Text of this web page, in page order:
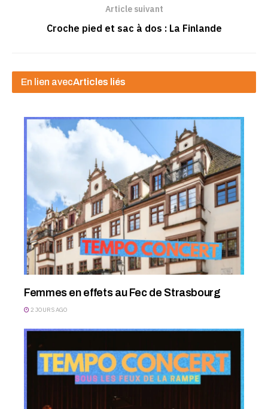
Article suivant
Croche pied et sac à dos : La Finlande
En lien avecArticles liés
Femmes en effets au Fec de Strasbourg
2 JOURS AGO